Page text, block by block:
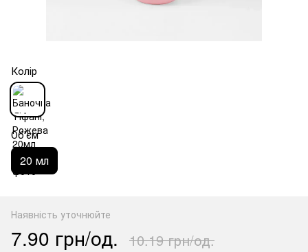
Колір
Об'єм
20 мл
Наявність уточнюйте
7.90 грн/од. 10.19 грн/од.